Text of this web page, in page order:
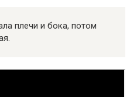
плечи и бока, потом